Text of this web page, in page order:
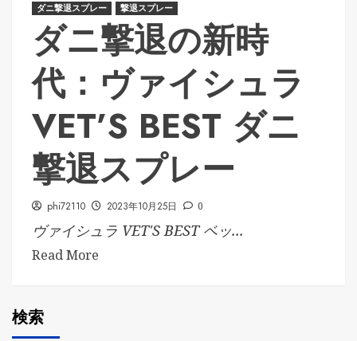
ダニ撃退スプレー 撃退スプレー
ダニ撃退の新時
代：ヴァイシュラ
VET’S BEST ダニ
撃退スプレー
phi72110 2023年10月25日 0
ヴァイシュラ VET'S BEST ベッ...
Read More
検索